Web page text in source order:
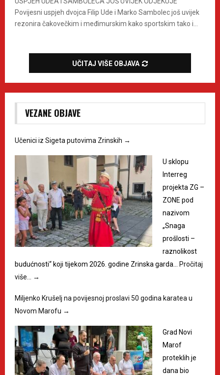
Povijesni uspjeh dvojca Filip Ude i Marko Sambolec još uvijek
rezonira čakovečkim i međimurskim kako sportskim tako i...
UČITAJ VIŠE OBJAVA
VEZANE OBJAVE
Učenici iz Sigeta putovima Zrinskih →
U sklopu
Interreg
projekta ZG –
ZONE pod
nazivom
„Snaga
prošlosti –
raznolikost
budućnosti“ koji tijekom 2026. godine Zrinska garda… Pročitaj
više…
→
Miljenko Krušelj na povijesnoj proslavi 50 godina karatea u
Novom Marofu →
Grad Novi
Marof
proteklih je
dana bio